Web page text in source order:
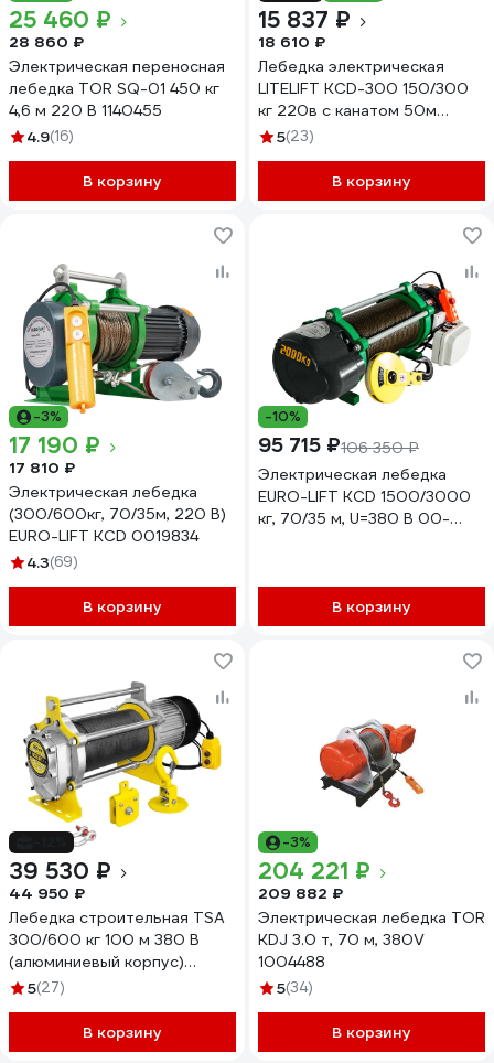
25 460 ₽
28 860 ₽
Электрическая переносная
лебедка TOR SQ-01 450 кг
4,6 м 220 В 1140455
4.9(16)
В корзину
15 837 ₽
18 610 ₽
Лебедка электрическая
LITELIFT KCD-300 150/300
кг 220в с канатом 50м
kcd30050m220
5(23)
В корзину
-3%
17 190 ₽
17 810 ₽
Электрическая лебедка
(300/600кг, 70/35м, 220 В)
EURO-LIFT KCD 0019834
4.3(69)
В корзину
-10%
95 715 ₽106 350 ₽
Электрическая лебедка
EURO-LIFT KCD 1500/3000
кг, 70/35 м, U=380 В 00-
В корзину
39 530 ₽
44 950 ₽
Лебедка строительная TSA
300/600 кг 100 м 380 В
(алюминиевый корпус)
канатная OCALIFT
5(27)
В корзину
-3%
204 221 ₽
209 882 ₽
Электрическая лебедка TOR
KDJ 3.0 т, 70 м, 380V
1004488
5(34)
В корзину